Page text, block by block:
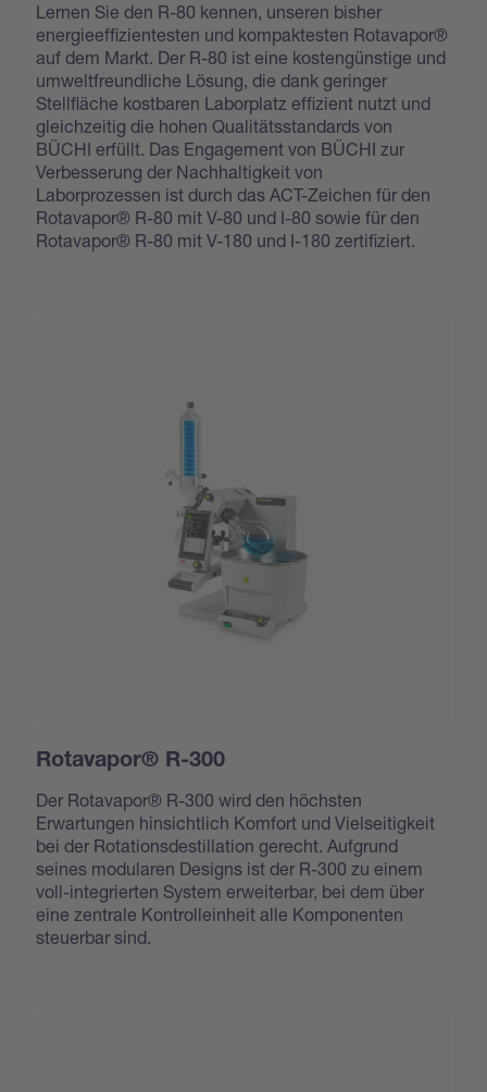
Lernen Sie den R-80 kennen, unseren bisher
energieeffizientesten und kompaktesten Rotavapor®
auf dem Markt. Der R-80 ist eine kostengünstige und
umweltfreundliche Lösung, die dank geringer
Stellfläche kostbaren Laborplatz effizient nutzt und
gleichzeitig die hohen Qualitätsstandards von
BÜCHI erfüllt. Das Engagement von BÜCHI zur
Verbesserung der Nachhaltigkeit von
Laborprozessen ist durch das ACT-Zeichen für den
Rotavapor® R-80 mit V-80 und I-80 sowie für den
Rotavapor® R-80 mit V-180 und I-180 zertifiziert.
Rotavapor® R-300
Der Rotavapor® R-300 wird den höchsten
Erwartungen hinsichtlich Komfort und Vielseitigkeit
bei der Rotationsdestillation gerecht. Aufgrund
seines modularen Designs ist der R-300 zu einem
voll-integrierten System erweiterbar, bei dem über
eine zentrale Kontrolleinheit alle Komponenten
steuerbar sind.